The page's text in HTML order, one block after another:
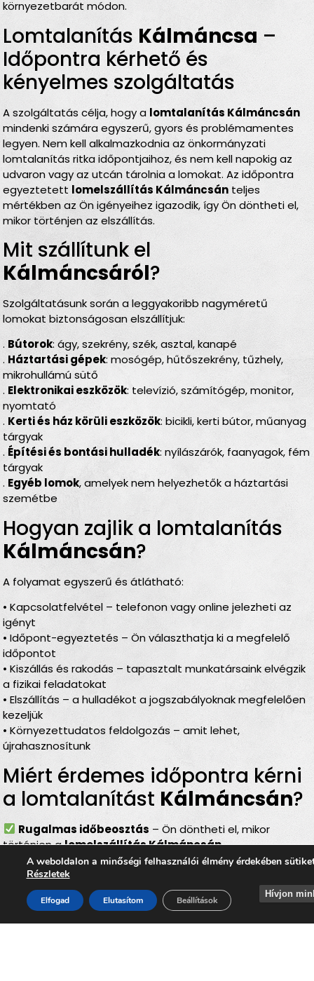
környezetbarát módon.
Lomtalanítás Kálmáncsa –
Időpontra kérhető és
kényelmes szolgáltatás
A szolgáltatás célja, hogy a lomtalanítás Kálmáncsán
mindenki számára egyszerű, gyors és problémamentes
legyen. Nem kell alkalmazkodnia az önkormányzati
lomtalanítás ritka időpontjaihoz, és nem kell napokig az
udvaron vagy az utcán tárolnia a lomokat. Az időpontra
egyeztetett lomelszállítás Kálmáncsán teljes
mértékben az Ön igényeihez igazodik, így Ön döntheti el,
mikor történjen az elszállítás.
Mit szállítunk el
Kálmáncsáról?
Szolgáltatásunk során a leggyakoribb nagyméretű
lomokat biztonságosan elszállítjuk:
. Bútorok: ágy, szekrény, szék, asztal, kanapé
. Háztartási gépek: mosógép, hűtőszekrény, tűzhely,
mikrohullámú sütő
. Elektronikai eszközök: televízió, számítógép, monitor,
nyomtató
. Kerti és ház körüli eszközök: bicikli, kerti bútor, műanyag
tárgyak
. Építési és bontási hulladék: nyílászárók, faanyagok, fém
tárgyak
. Egyéb lomok, amelyek nem helyezhetők a háztartási
szemétbe
Hogyan zajlik a lomtalanítás
Kálmáncsán?
A folyamat egyszerű és átlátható:
• Kapcsolatfelvétel – telefonon vagy online jelezheti az
igényt
• Időpont-egyeztetés – Ön választhatja ki a megfelelő
időpontot
• Kiszállás és rakodás – tapasztalt munkatársaink elvégzik
a fizikai feladatokat
• Elszállítás – a hulladékot a jogszabályoknak megfelelően
kezeljük
• Környezettudatos feldolgozás – amit lehet,
újrahasznosítunk
Miért érdemes időpontra kérni
a lomtalanítást Kálmáncsán?
Rugalmas időbeosztás – Ön döntheti el, mikor
történjen alomelszállítás Kálmáncsán
Komplett szolgáltatás– rakodás, szállítás és
elszámolás egyben
Bírságmentes megoldás – nem kell közterületre
kihelyezni a lomokat
Környezetbarát feldolgozás– felelős, szelektív
A weboldalon a minőségi felhasználói élmény érdekében
Részletek
Elfogad Elutasítom Beállítások
Hívjon